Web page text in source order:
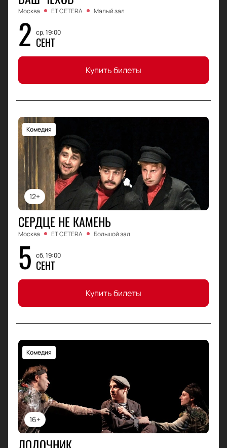
Москва ET CETERA Малый зал
2 ср, 19:00
СЕНТ
Купить билеты
12+
Комедия
СЕРДЦЕ НЕ КАМЕНЬ
Москва ET CETERA Большой зал
5 сб, 19:00
СЕНТ
Купить билеты
16+
Комедия